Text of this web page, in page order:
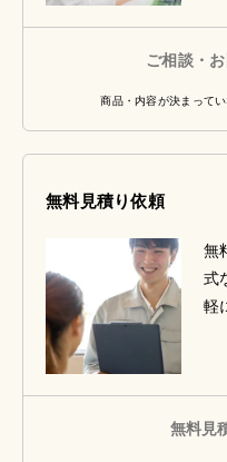
ご相談・
商品・内容が決まって
無料見積り依頼
無
式
軽
無料見